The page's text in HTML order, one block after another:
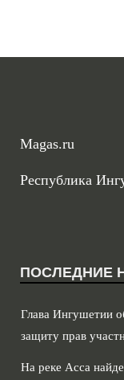
Magas.ru
Республика
ПОСЛЕДНИЕ
Глава Ингушетии
защиту прав
На реке Асса